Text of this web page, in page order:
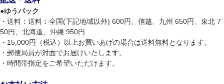
●ゆうパック
・送料：送料：全国(下記地域以外) 600円、信越、九州 650円、東北 7
50円、北海道、沖縄 950円
・15,000円（税込）以上お買いあげの場合は送料無料となります。
・郵便局員が対面でお届けいたします。
・時間帯指定をご希望いただけます。